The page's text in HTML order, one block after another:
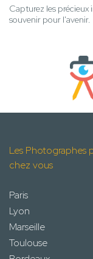
Capturez les précieux
souvenir pour l'avenir.
Les Photographes
chez vous
Paris
Lyon
Marseille
Toulouse